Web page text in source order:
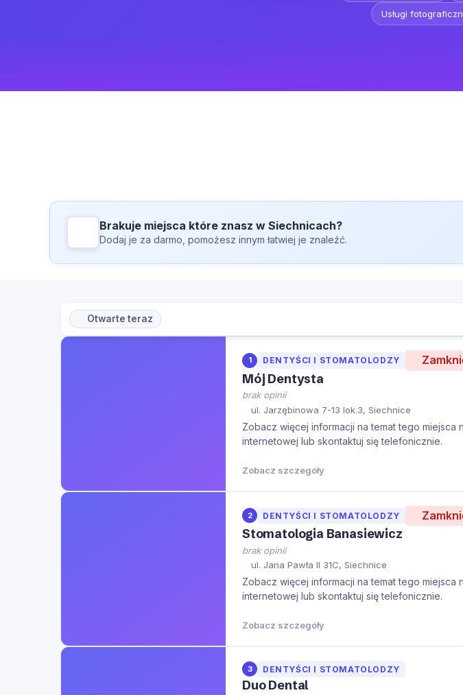
Usługi
Brakuje miejsca które znasz w Siechnicach?
Dodaj je za darmo, pomożesz innym łatwiej je znaleźć.
Otwarte teraz
1 DENTYŚCI I STOMATOLODZY
Mój Dentysta
brak opinii
ul. Jarzębinowa 7-13 lok.3, Siechnice
Zobacz więcej informacji na temat tego miejsca
internetowej lub skontaktuj się telefonicznie.
Zobacz szczegóły
2 DENTYŚCI I STOMATOLODZY
Stomatologia Banasiewicz
brak opinii
ul. Jana Pawła II 31C, Siechnice
Zobacz więcej informacji na temat tego miejsca
internetowej lub skontaktuj się telefonicznie.
Zobacz szczegóły
3 DENTYŚCI I STOMATOLODZY
Duo Dental